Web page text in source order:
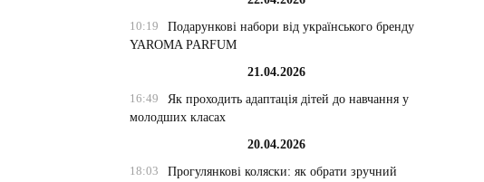
10:19
Подарункові набори від українського бренду
YAROMA PARFUM
21.04.2026
16:49
Як проходить адаптація дітей до навчання у
молодших класах
20.04.2026
18:03
Прогулянкові коляски: як обрати зручний